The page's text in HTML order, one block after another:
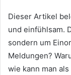
Dieser Artikel
und einfühlsam.
sondern um
Meldungen?
wie kann man